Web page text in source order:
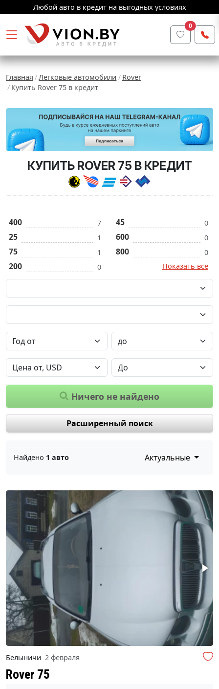
Любой авто в кредит на выгодных условиях
0
Главная Легковые автомобили
Rover
Купить Rover 75 в кредит
КУПИТЬ ROVER 75 В КРЕДИТ
400 7
25 1
75 1
200 0
45 0
600 0
800
0
Показать все
Ничего не найдено
Расширенный поиск
Найдено 1 авто Актуальные
Белыничи 2 февраля
Rover 75